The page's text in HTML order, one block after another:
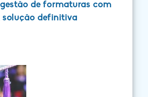
de formaturas com
solução definitiva